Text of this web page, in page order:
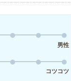
男性
コツコツ